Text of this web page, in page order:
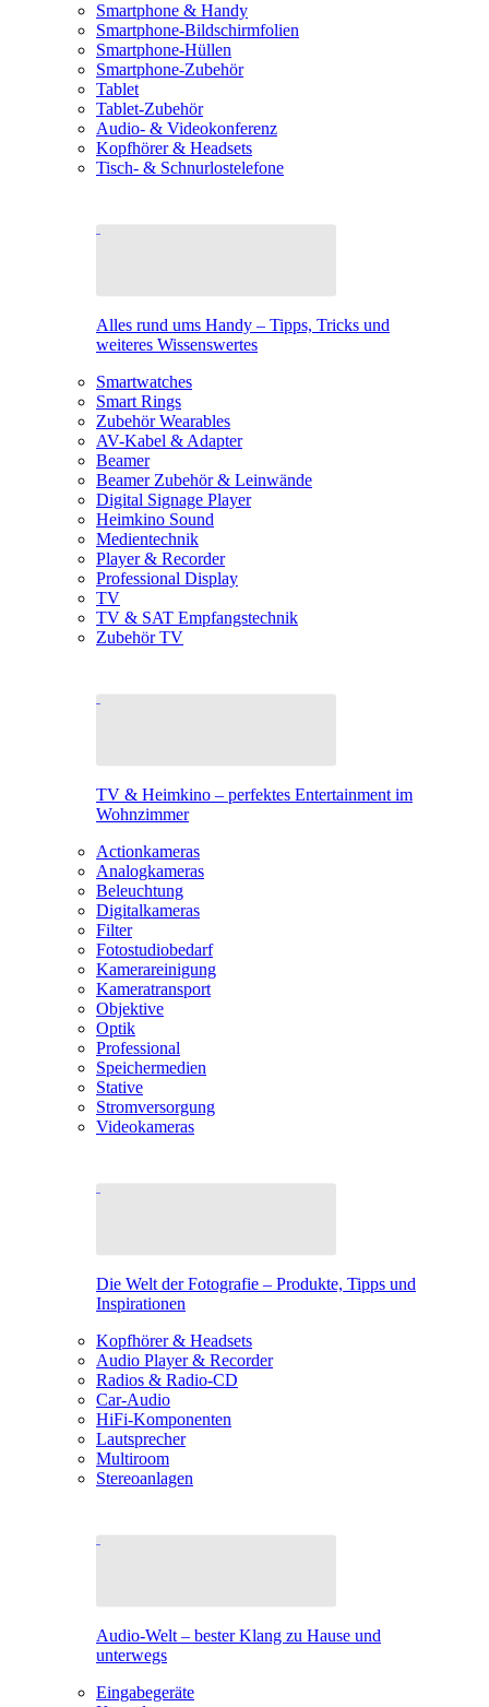
Smartphone & Handy
Smartphone-Bildschirmfolien
Smartphone-Hüllen
Smartphone-Zubehör
Tablet
Tablet-Zubehör
Audio- & Videokonferenz
Kopfhörer & Headsets
Tisch- & Schnurlostelefone
Alles rund ums Handy – Tipps, Tricks und
weiteres Wissenswertes
Smartwatches
Smart Rings
Zubehör Wearables
AV-Kabel & Adapter
Beamer
Beamer Zubehör & Leinwände
Digital Signage Player
Heimkino Sound
Medientechnik
Player & Recorder
Professional Display
TV
TV & SAT Empfangstechnik
Zubehör TV
TV & Heimkino – perfektes Entertainment im
Wohnzimmer
Actionkameras
Analogkameras
Beleuchtung
Digitalkameras
Filter
Fotostudiobedarf
Kamerareinigung
Kameratransport
Objektive
Optik
Professional
Speichermedien
Stative
Stromversorgung
Videokameras
Die Welt der Fotografie – Produkte, Tipps und
Inspirationen
Kopfhörer & Headsets
Audio Player & Recorder
Radios & Radio-CD
Car-Audio
HiFi-Komponenten
Lautsprecher
Multiroom
Stereoanlagen
Audio-Welt – bester Klang zu Hause und
unterwegs
Eingabegeräte